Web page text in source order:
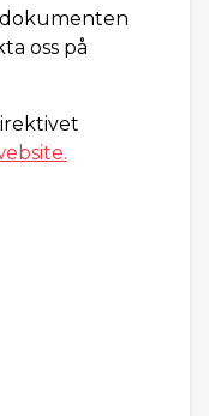
oss på